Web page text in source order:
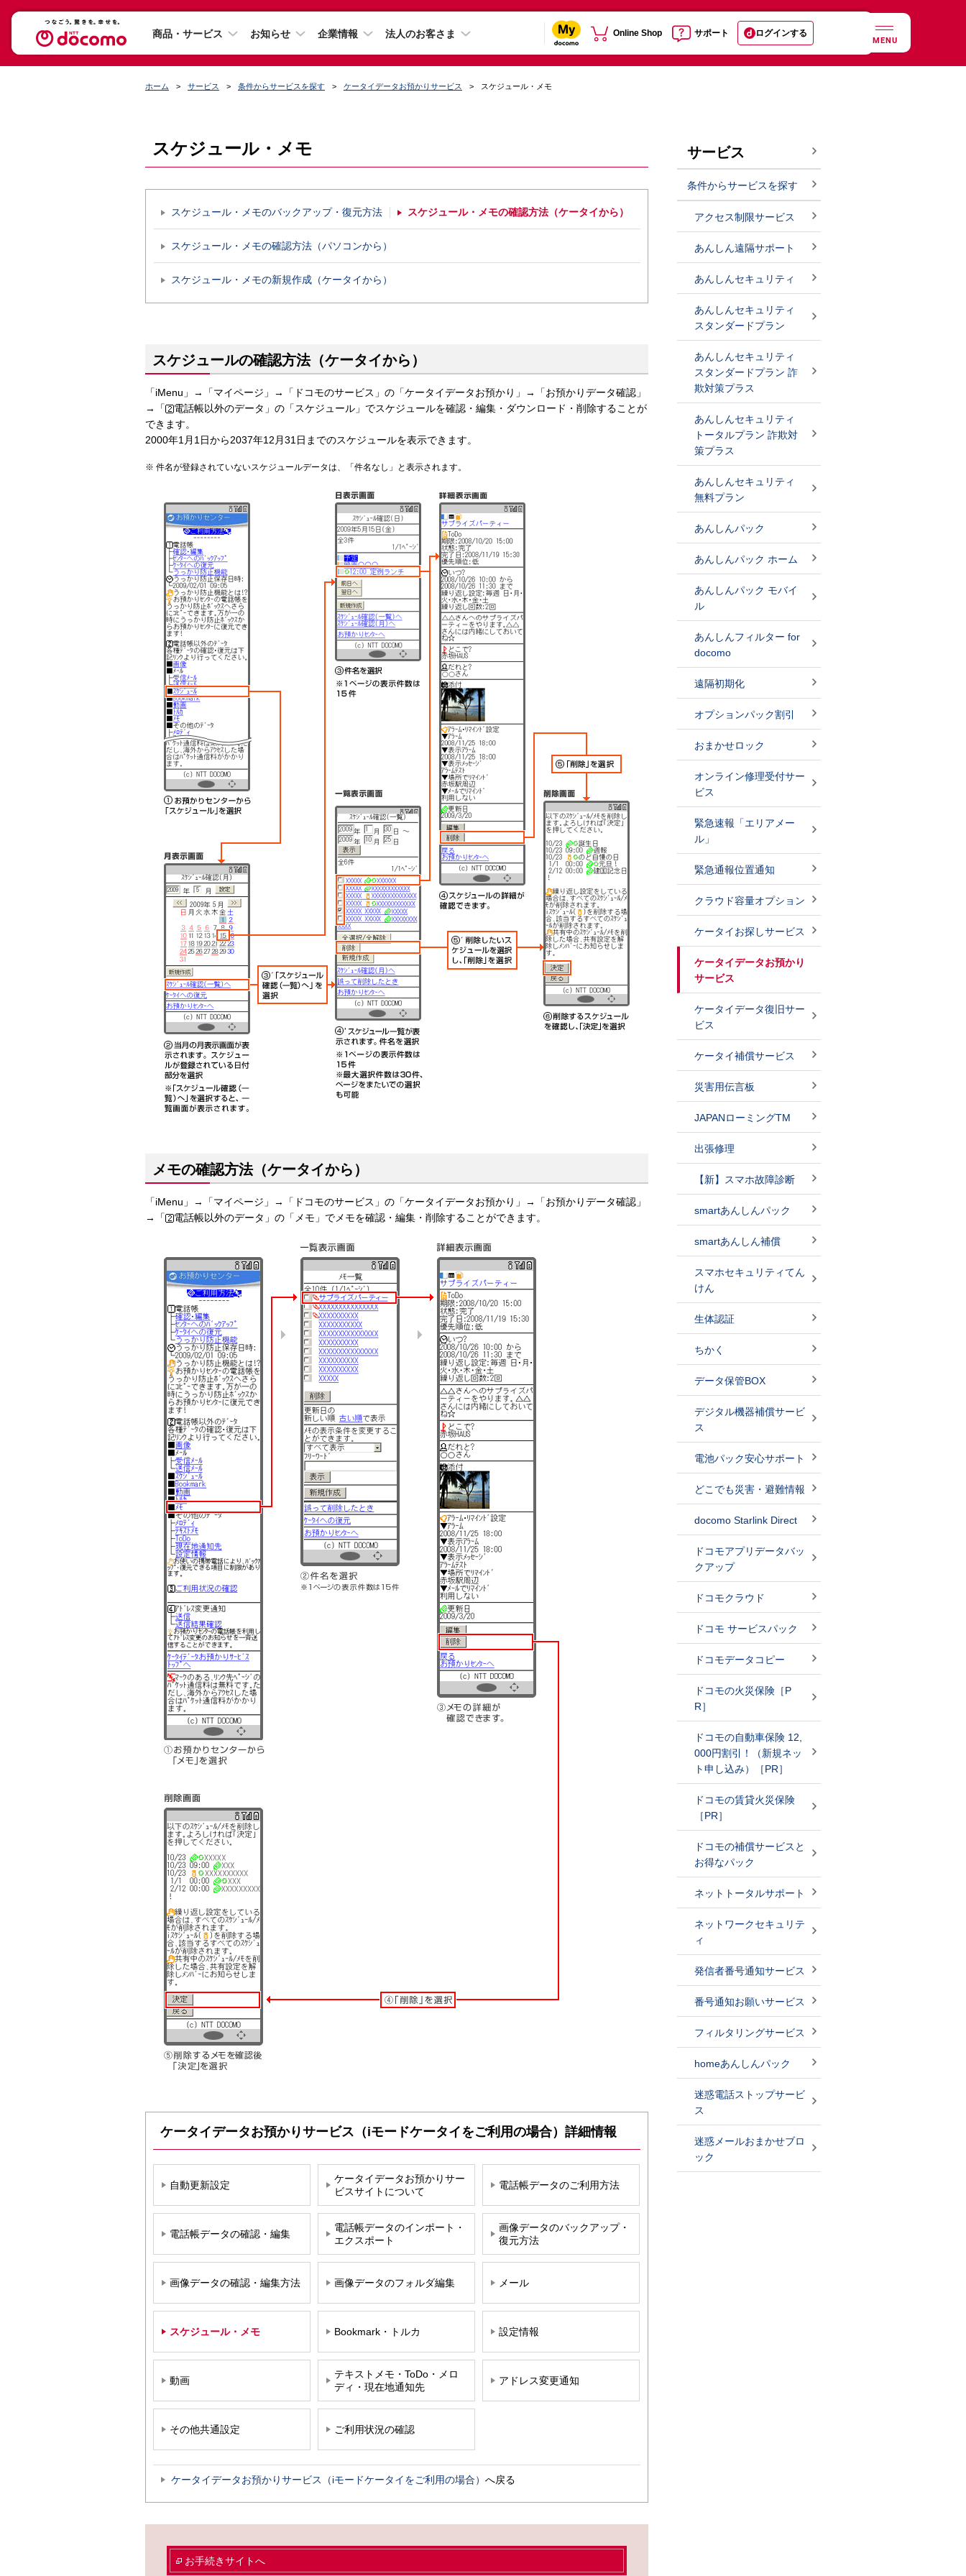
商品・サービス お知らせ 企業情報 法人のお客さま Online Shop サポート ログインする
MENU
ホーム サービス 条件からサービスを探す ケータイデータお預かりサービス スケジュール・メモ
スケジュール・メモ
スケジュール・メモのバックアップ・復元方法 スケジュール・メモの確認方法（ケータイから）
スケジュール・メモの確認方法（パソコンから）
スケジュール・メモの新規作成（ケータイから）
スケジュールの確認方法（ケータイから）
「iMenu」→「マイページ」→「ドコモのサービス」の「ケータイデータお預かり」→「お預かりデータ確認」
→「
電話帳以外のデータ」の「スケジュール」でスケジュールを確認・編集・ダウンロード・削除することが
できます。
2000年1月1日から2037年12月31日までのスケジュールを表示できます。
件名が登録されていないスケジュールデータは、「件名なし」と表示されます。
メモの確認方法（ケータイから）
「iMenu」→「マイページ」→「ドコモのサービス」の「ケータイデータお預かり」→「お預かりデータ確認」
→「
電話帳以外のデータ」の「メモ」でメモを確認・編集・削除することができます。
ケータイデータお預かりサービス（iモードケータイをご利用の場合）詳細情報
自動更新設定
ケータイデータお預かりサー
ビスサイトについて
電話帳データのご利用方法
電話帳データの確認・編集
電話帳データのインポート・
エクスポート
画像データのバックアップ・
復元方法
画像データの確認・編集方法 画像データのフォルダ編集 メール
スケジュール・メモ Bookmark・トルカ 設定情報
動画
テキストメモ・ToDo・メロ
ディ・現在地通知先
アドレス変更通知
その他共通設定 ご利用状況の確認
ケータイデータお預かりサービス（iモードケータイをご利用の場合） へ戻る
お手続きサイトへ
サービス
条件からサービスを探す
アクセス制限サービス
あんしん遠隔サポート
あんしんセキュリティ
あんしんセキュリティ
スタンダードプラン
あんしんセキュリティ
スタンダードプラン 詐
欺対策プラス
あんしんセキュリティ
トータルプラン 詐欺対
策プラス
あんしんセキュリティ
無料プラン
あんしんパック
あんしんパック ホーム
あんしんパック モバイ
ル
あんしんフィルター for
docomo
遠隔初期化
オプションパック割引
おまかせロック
オンライン修理受付サー
ビス
緊急速報「エリアメー
ル」
緊急通報位置通知
クラウド容量オプション
ケータイお探しサービス
ケータイデータお預かり
サービス
ケータイデータ復旧サー
ビス
ケータイ補償サービス
災害用伝言板
JAPANローミングTM
出張修理
【新】スマホ故障診断
smartあんしんパック
smartあんしん補償
スマホセキュリティてん
けん
生体認証
ちかく
データ保管BOX
デジタル機器補償サービ
ス
電池パック安心サポート
どこでも災害・避難情報
docomo Starlink Direct
ドコモアプリデータバッ
クアップ
ドコモクラウド
ドコモ サービスパック
ドコモデータコピー
ドコモの火災保険［P
R］
ドコモの自動車保険 12,
000円割引！（新規ネッ
ト申し込み）［PR］
ドコモの賃貸火災保険
［PR］
ドコモの補償サービスと
お得なパック
ネットトータルサポート
ネットワークセキュリテ
ィ
発信者番号通知サービス
番号通知お願いサービス
フィルタリングサービス
homeあんしんパック
迷惑電話ストップサービ
ス
迷惑メールおまかせブロ
ック